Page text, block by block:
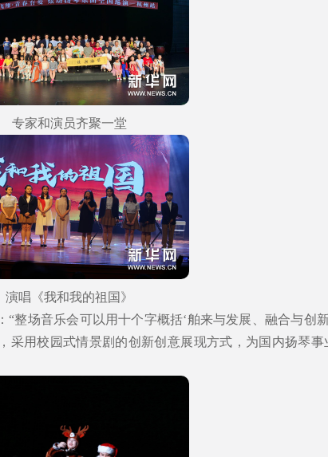
专家和演员齐聚一堂
演唱《我和我的祖国》
整场音乐会可以用十个字概括‘舶来与发展、融合与创
采用校园式情景剧的创新创意展现方式，为国内扬琴事